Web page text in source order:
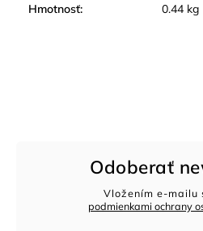
Hmotnosť: 0.44 kg
Odoberať
Vložením e-mailu
podmienkami ochrany